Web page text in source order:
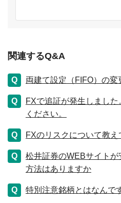
関連するQ&A
両建て設定（FIFO）の変
FXで追証が発生しまし
ください。
FXのリスクについて教え
松井証券のWEBサイト
方法はありますか
特別注意銘柄とはなんで